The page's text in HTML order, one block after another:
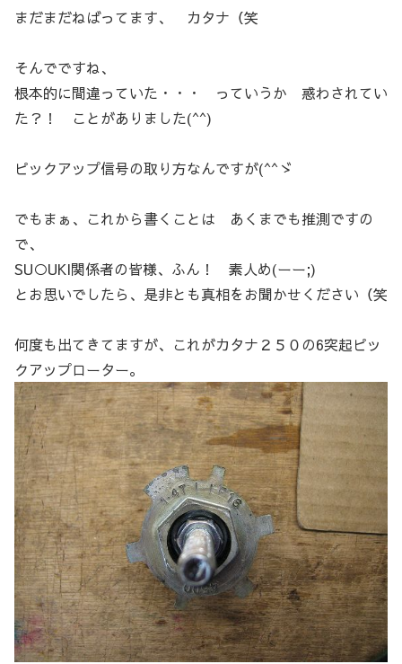
まだまだねばってます、 カタナ（笑
そんでですね、
根本的に間違っていた・・・ っていうか 惑わされてい
た？！ ことがありました(^^)
ピックアップ信号の取り方なんですが(^^ゞ
でもまぁ、これから書くことは あくまでも推測ですの
で、
SU○UKI関係者の皆様、ふん！ 素人め(ーー;)
とお思いでしたら、是非とも真相をお聞かせください（笑
何度も出てきてますが、これがカタナ２５０の6突起ピッ
クアップローター。